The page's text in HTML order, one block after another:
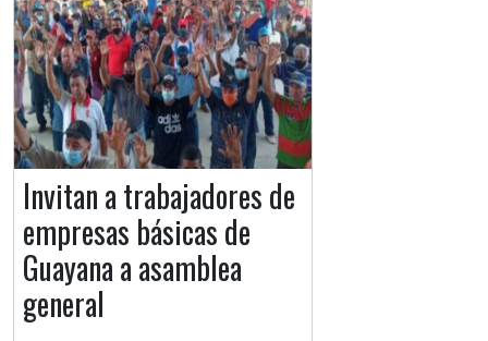
Invitan a trabajadores de
empresas básicas de
Guayana a asamblea
general